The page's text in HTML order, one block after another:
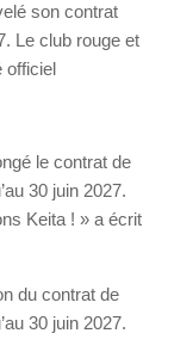
son contrat
Le club rouge et
officiel
le contrat de
30 juin 2027.
Keita ! » a écrit
du contrat de
30 juin 2027.